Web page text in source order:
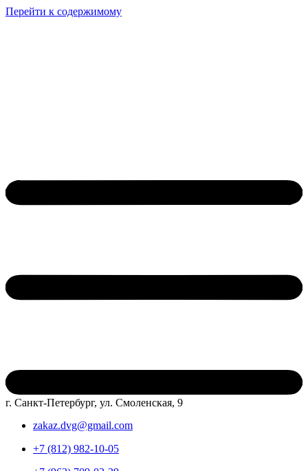
Перейти к содержимому
г. Санкт-Петербург, ул. Смоленская, 9
zakaz.dvg@gmail.com
+7 (812) 982-10-05